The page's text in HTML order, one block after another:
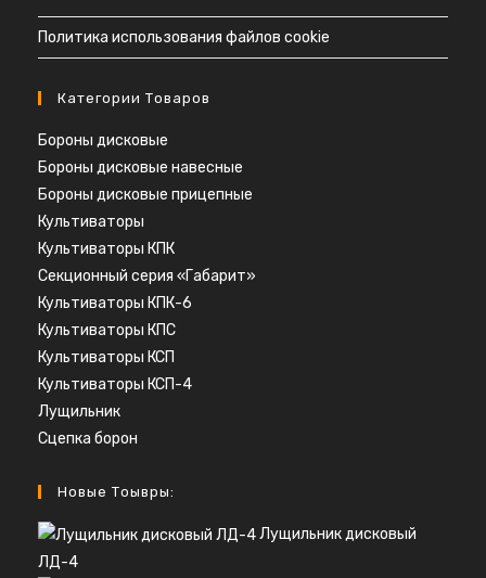
Политика использования файлов cookie
Категории Товаров
Бороны дисковые
Бороны дисковые навесные
Бороны дисковые прицепные
Культиваторы
Культиваторы КПК
Секционный серия «Габарит»
Культиваторы КПК-6
Культиваторы КПС
Культиваторы КСП
Культиваторы КСП-4
Лущильник
Сцепка борон
Новые Тоывры:
Лущильник дисковый
ЛД-4